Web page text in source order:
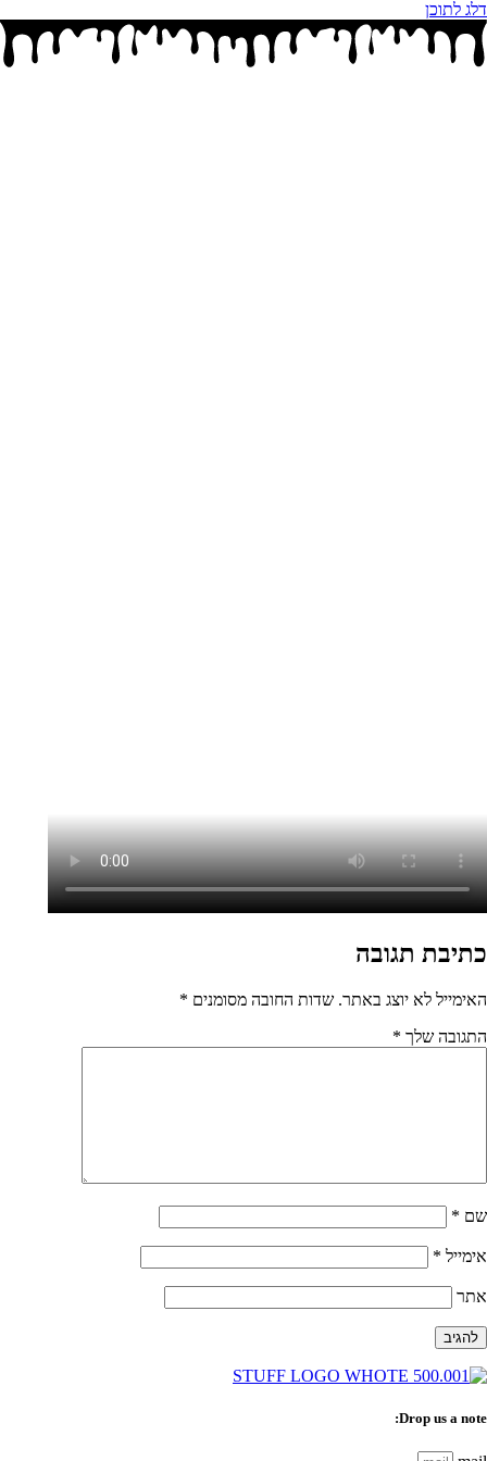
דלג לתוכן
כתיבת תגובה
האימייל לא יוצג באתר. שדות החובה מסומנים *
התגובה שלך *
שם *
אימייל *
אתר
Drop us a note: